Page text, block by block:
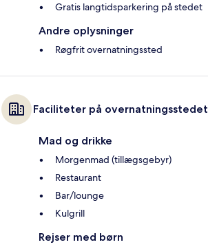
Gratis langtidsparkering på stedet
Andre oplysninger
Røgfrit overnatningssted
Faciliteter på overnatningsstedet
Mad og drikke
Morgenmad (tillægsgebyr)
Restaurant
Bar/lounge
Kulgrill
Rejser med børn